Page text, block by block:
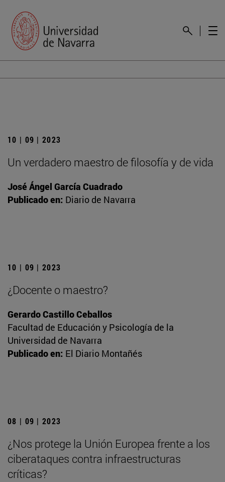
10 | 09 | 2023
Un verdadero maestro de filosofía y de vida
José Ángel García Cuadrado
Publicado en: Diario de Navarra
10 | 09 | 2023
¿Docente o maestro?
Gerardo Castillo Ceballos
Facultad de Educación y Psicología de la
Universidad de Navarra
Publicado en: El Diario Montañés
08 | 09 | 2023
¿Nos protege la Unión Europea frente a los
ciberataques contra infraestructuras
críticas?